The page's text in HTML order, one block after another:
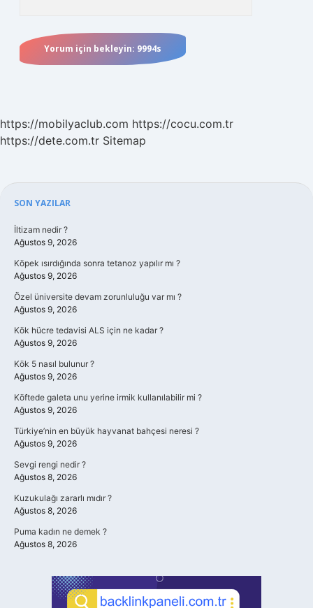
https://mobilyaclub.com https://cocu.com.tr
https://dete.com.tr Sitemap
Sidebar
SON YAZILAR
İltizam nedir ?
Ağustos 9, 2026
Köpek ısırdığında sonra tetanoz yapılır mı ?
Ağustos 9, 2026
Özel üniversite devam zorunluluğu var mı ?
Ağustos 9, 2026
Kök hücre tedavisi ALS için ne kadar ?
Ağustos 9, 2026
Kök 5 nasıl bulunur ?
Ağustos 9, 2026
Köftede galeta unu yerine irmik kullanılabilir mi ?
Ağustos 9, 2026
Türkiye’nin en büyük hayvanat bahçesi neresi ?
Ağustos 9, 2026
Sevgi rengi nedir ?
Ağustos 8, 2026
Kuzukulağı zararlı mıdır ?
Ağustos 8, 2026
Puma kadın ne demek ?
Ağustos 8, 2026